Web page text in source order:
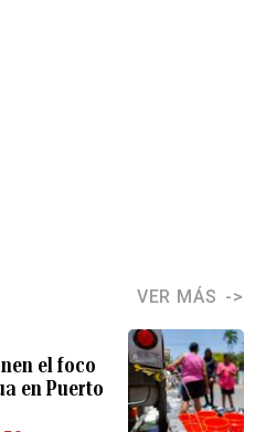
VER MÁS
el foco
en Puerto